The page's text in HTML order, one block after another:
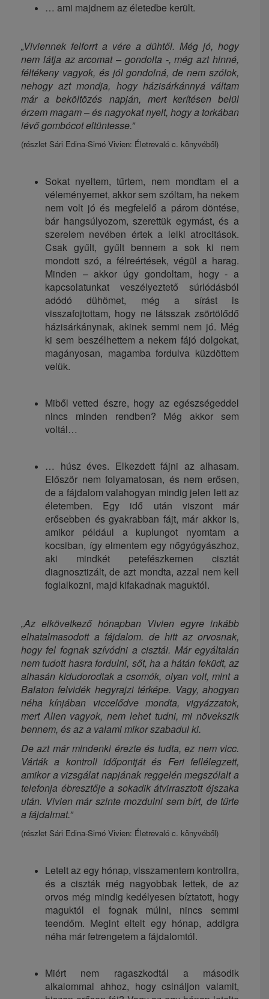
… ami majdnem az életedbe került.
„Viviennek felforrt a vére a dühtől. Még jó, hogy
nem látja az arcomat – gondolta -, még azt hinné,
féltékeny vagyok, és jól gondolná, de nem szólok,
nehogy azt mondja, hogy házisárkánnyá váltam
már a beköltözés napján, mert kerítésen belül
érzem magam – és nagyokat nyelt, hogy a torkában
lévő gombócot eltüntesse.”
(részlet Sári Edina-Simó Vivien: Életrevaló c. könyvéből)
Sokat nyeltem, tűrtem, nem mondtam el a
véleményemet, akkor sem szóltam, ha nekem
nem volt jó és megfelelő a párom döntése,
bár hangsúlyozom, szerettük egymást, és a
szerelem nevében értek a lelki atrocitások.
Csak gyűlt, gyűlt bennem a sok ki nem
mondott szó, a félreértések, végül a harag.
Minden – akkor úgy gondoltam, hogy - a
kapcsolatunkat veszélyeztető súrlódásból
adódó dühömet, még a sírást is
visszafojtottam, hogy ne látsszak zsörtölődő
házisárkánynak, akinek semmi nem jó. Még
ki sem beszélhettem a nekem fájó dolgokat,
magányosan, magamba fordulva küzdöttem
velük.
Miből vetted észre, hogy az egészségeddel
nincs minden rendben? Még akkor sem
voltál…
… húsz éves. Elkezdett fájni az alhasam.
Először nem folyamatosan, és nem erősen,
de a fájdalom valahogyan mindig jelen lett az
életemben. Egy idő után viszont már
erősebben és gyakrabban fájt, már akkor is,
amikor például a kuplungot nyomtam a
kocsiban, így elmentem egy nőgyógyászhoz,
aki mindkét petefészkemen cisztát
diagnosztizált, de azt mondta, azzal nem kell
foglalkozni, majd kifakadnak maguktól.
„Az elkövetkező hónapban Vivien egyre inkább
elhatalmasodott a fájdalom. de hitt az orvosnak,
hogy fel fognak szívódni a cisztái. Már egyáltalán
nem tudott hasra fordulni, sőt, ha a hátán feküdt, az
alhasán kidudorodtak a csomók, olyan volt, mint a
Balaton felvidék hegyrajzi térképe. Vagy, ahogyan
néha kínjában viccelődve mondta, vigyázzatok,
mert Alien vagyok, nem lehet tudni, mi növekszik
bennem, és az a valami mikor szabadul ki.
De azt már mindenki érezte és tudta, ez nem vicc.
Várták a kontroll időpontját és Feri fellélegzett,
amikor a vizsgálat napjának reggelén megszólalt a
telefonja ébresztője a sokadik átvirrasztott éjszaka
után. Vivien már szinte mozdulni sem bírt, de tűrte
a fájdalmat.”
(részlet Sári Edina-Simó Vivien: Életrevaló c. könyvéből)
Letelt az egy hónap, visszamentem kontrollra,
és a ciszták még nagyobbak lettek, de az
orvos még mindig kedélyesen bíztatott, hogy
maguktól el fognak múlni, nincs semmi
teendőm. Megint eltelt egy hónap, addigra
néha már fetrengetem a fájdalomtól.
Miért nem ragaszkodtál a második
alkalommal ahhoz, hogy csináljon valamit,